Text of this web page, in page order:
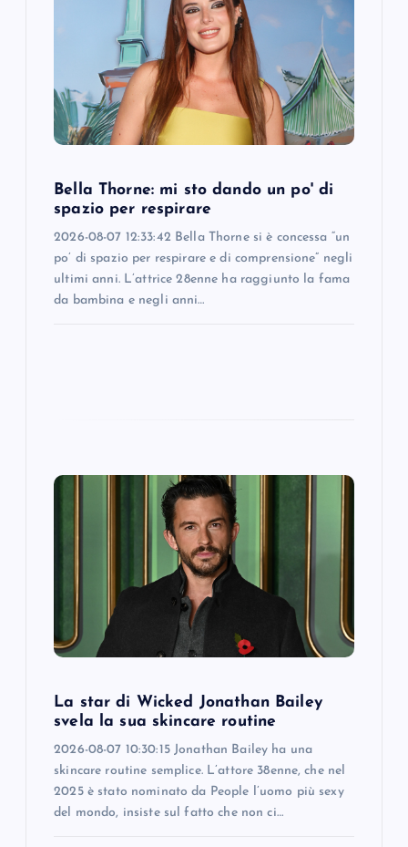
Bella Thorne: mi sto dando un po' di
spazio per respirare
2026-08-07 12:33:42 Bella Thorne si è concessa “un
po’ di spazio per respirare e di comprensione” negli
ultimi anni. L’attrice 28enne ha raggiunto la fama
da bambina e negli anni…
La star di Wicked Jonathan Bailey
svela la sua skincare routine
2026-08-07 10:30:15 Jonathan Bailey ha una
skincare routine semplice. L’attore 38enne, che nel
2025 è stato nominato da People l’uomo più sexy
del mondo, insiste sul fatto che non ci…